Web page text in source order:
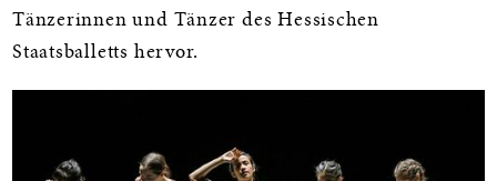
Tänzerinnen und Tänzer des Hessischen
Staatsballetts hervor.